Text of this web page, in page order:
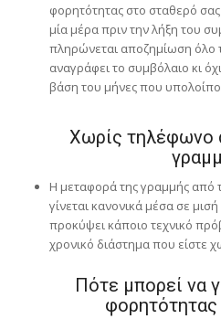
φορητότητας στο σταθερό
μία μέρα πριν την λήξη του
πληρώνεται αποζημίωση
αναγράφει το συμβόλαιο κι
βάση του μήνες που
Χωρίς τηλέφωνο
Η μεταφορά της γραμμής από
γίνεται κανονικά μέσα σε
προκύψει κάποιο τεχνικό
χρονικό διάστημα που είστε
Πότε μπορεί να